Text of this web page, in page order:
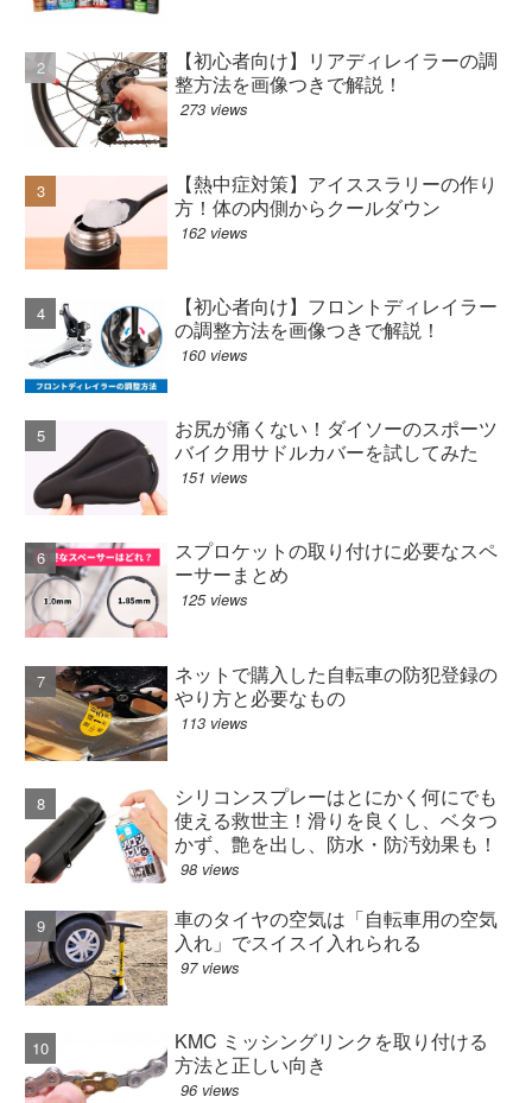
【初心者向け】リアディレイラーの調
整方法を画像つきで解説！
273 views
【熱中症対策】アイススラリーの作り
方！体の内側からクールダウン
162 views
【初心者向け】フロントディレイラー
の調整方法を画像つきで解説！
160 views
お尻が痛くない！ダイソーのスポーツ
バイク用サドルカバーを試してみた
151 views
スプロケットの取り付けに必要なスペ
ーサーまとめ
125 views
ネットで購入した自転車の防犯登録の
やり方と必要なもの
113 views
シリコンスプレーはとにかく何にでも
使える救世主！滑りを良くし、ベタつ
かず、艶を出し、防水・防汚効果も！
98 views
車のタイヤの空気は「自転車用の空気
入れ」でスイスイ入れられる
97 views
KMC ミッシングリンクを取り付ける
方法と正しい向き
96 views